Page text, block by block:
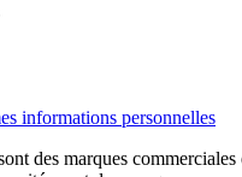
informations personnelles
des marques